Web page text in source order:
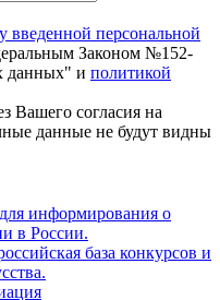
введенной персональной
Законом №152-
данных" и политикой
Вашего согласия на
данные не будут видны